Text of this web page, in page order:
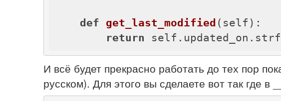
def get_last_modified (self) :
return
И всё будет прекрасно работать до тех пор
русском). Для этого вы сделаете вот так где в